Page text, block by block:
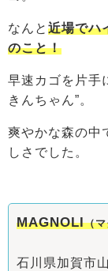
なんと 近場でハ
のこと！
早速カゴを片手
きんちゃん”。
爽やかな森の中
しさでした。
MAGNOLI（
石川県加賀市